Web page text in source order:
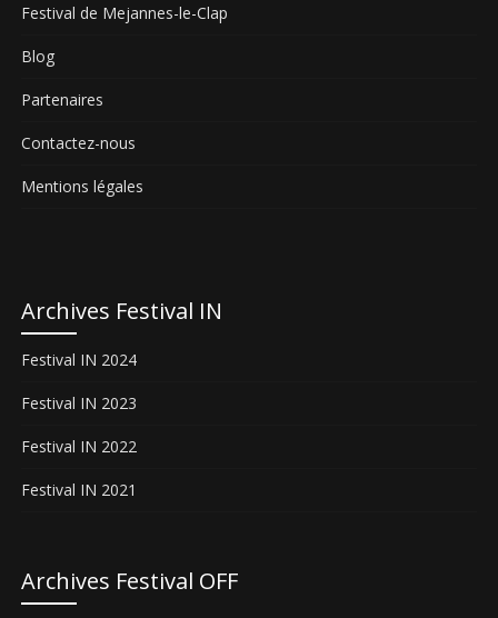
Festival de Mejannes-le-Clap
Blog
Partenaires
Contactez-nous
Mentions légales
Archives Festival IN
Festival IN 2024
Festival IN 2023
Festival IN 2022
Festival IN 2021
Archives Festival OFF